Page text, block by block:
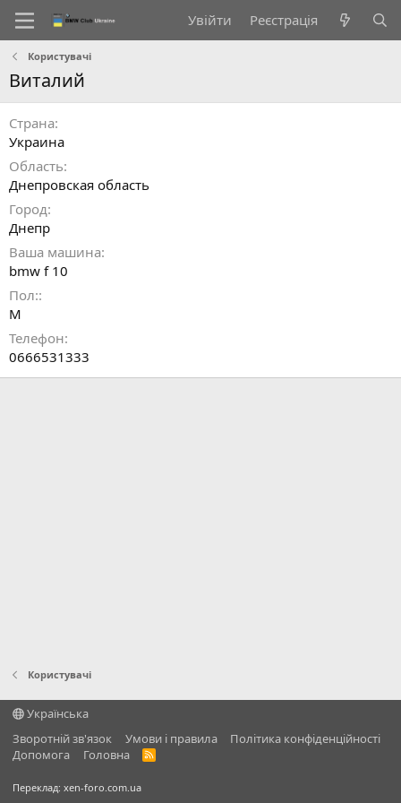
Увійти Реєстрація
Користувачі
Виталий
Страна
Украина
Область
Днепровская область
Город
Днепр
Ваша машина
bmw f 10
Пол:
М
Телефон
0666531333
Користувачі
Українська
Зворотній зв'язок
Умови і правила
Політика конфіденційності
Дoпoмoга
Головна
R
Переклад: xen-foro.com.ua